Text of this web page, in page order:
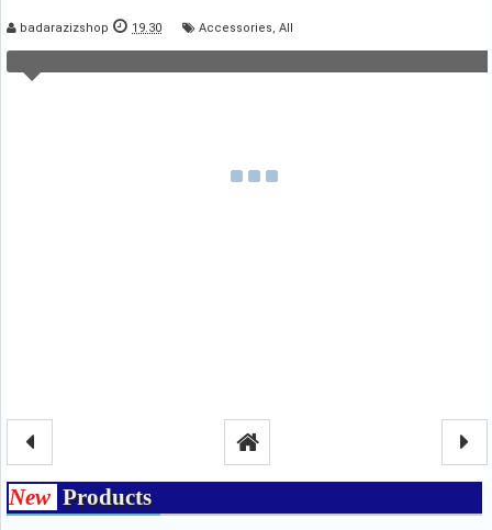
badarazizshop 19.30 Accessories All
New Products